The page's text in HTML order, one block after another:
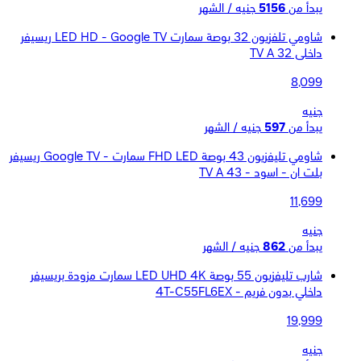
يبدأ من 5156 جنيه / الشهر
شاومي تلفزيون 32 بوصة سمارت LED HD - Google TV ريسيفر
داخلى TV A 32
8,099
جنيه
يبدأ من 597 جنيه / الشهر
شاومي تليفزيون 43 بوصة FHD LED سمارت - Google TV ريسيفر
بلت ان - اسود - TV A 43
11,699
جنيه
يبدأ من 862 جنيه / الشهر
شارب تليفزيون 55 بوصة LED UHD 4K سمارت مزودة بريسيفر
داخلي بدون فريم - 4T-C55FL6EX
19,999
جنيه